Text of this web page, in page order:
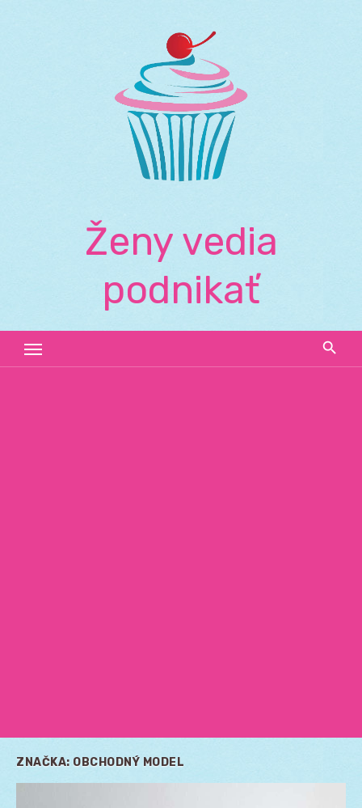
Ženy vedia
podnikať
ZNAČKA: OBCHODNÝ MODEL